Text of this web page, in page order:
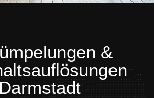
&
Darmstadt